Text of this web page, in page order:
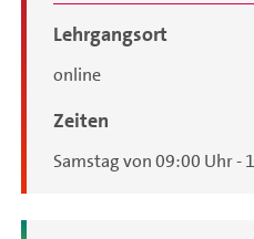
Lehrgangsort
online
Zeiten
Samstag von 09:00 Uhr -